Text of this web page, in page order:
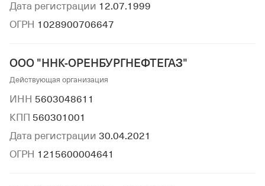
Дата регистрации 12.07.1999
ОГРН 1028900706647
ООО "ННК-ОРЕНБУРГНЕФТЕГАЗ"
Действующая организация
ИНН 5603048611
КПП 560301001
Дата регистрации 30.04.2021
ОГРН 1215600004641